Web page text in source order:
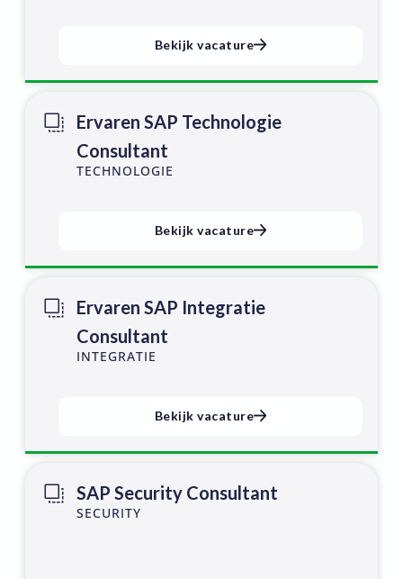
Bekijk vacature
Ervaren SAP Technologie
Consultant
TECHNOLOGIE
Bekijk vacature
Ervaren SAP Integratie
Consultant
INTEGRATIE
Bekijk vacature
SAP Security Consultant
SECURITY